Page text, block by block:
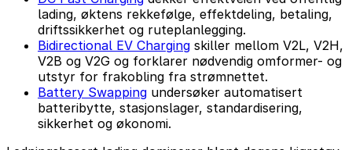
lading, øktens rekkefølge, effektdeling, betaling,
driftssikkerhet og ruteplanlegging.
Bidirectional EV Charging skiller mellom V2L, V2H,
V2B og V2G og forklarer nødvendig omformer- og
utstyr for frakobling fra strømnettet.
Battery Swapping undersøker automatisert
batteribytte, stasjonslager, standardisering,
sikkerhet og økonomi.